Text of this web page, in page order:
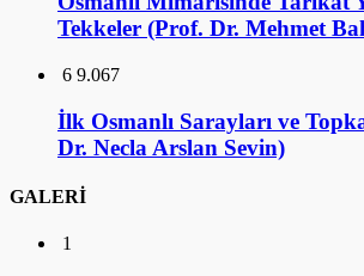
Tekkeler (Prof. Dr. Mehmet
6 9.067
İlk Osmanlı Sarayları ve
Dr. Necla Arslan Sevin)
GALERİ
1